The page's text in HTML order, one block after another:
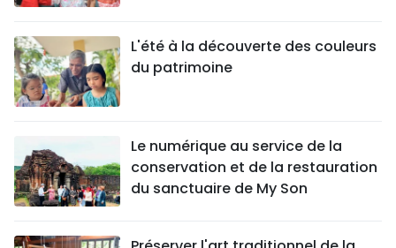
L'été à la découverte des couleurs
du patrimoine
Le numérique au service de la
conservation et de la restauration
du sanctuaire de My Son